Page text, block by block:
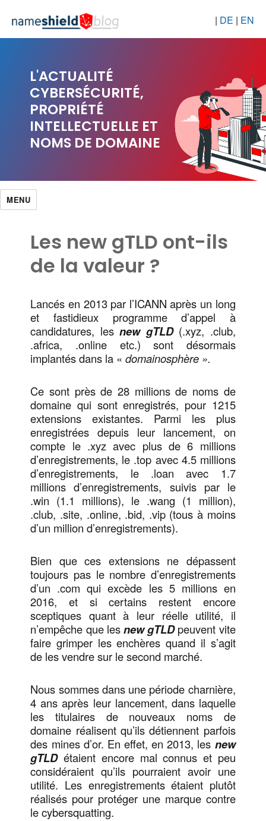
| DE | EN
L'ACTUALITÉ
CYBERSÉCURITÉ,
PROPRIÉTÉ
INTELLECTUELLE ET
NOMS DE DOMAINE
MENU
Les new gTLD ont-ils
de la valeur ?
Lancés en 2013 par l’ICANN après un long
et fastidieux programme d’appel à
candidatures, lesnew gTLD(.xyz, .club,
.africa, .online etc.) sont désormais
implantés dans la «domainosphère ».
Ce sont près de 28 millions de noms de
domaine qui sont enregistrés, pour 1215
extensions existantes. Parmi les plus
enregistrées depuis leur lancement, on
compte le .xyz avec plus de 6 millions
d’enregistrements, le .top avec 4.5 millions
d’enregistrements, le .loan avec 1.7
millions d’enregistrements, suivis par le
.win (1.1 millions), le .wang (1 million),
.club, .site, .online, .bid, .vip (tous à moins
d’un million d’enregistrements).
Bien que ces extensions ne dépassent
toujours pas le nombre d’enregistrements
d’un .com qui excède les 5 millions en
2016, et si certains restent encore
sceptiques quant à leur réelle utilité, il
n’empêche que lesnew gTLDpeuvent vite
faire grimper les enchères quand il s’agit
de les vendre sur le second marché.
Nous sommes dans une période charnière,
4 ans après leur lancement, dans laquelle
les titulaires de nouveaux noms de
domaine réalisent qu’ils détiennent parfois
des mines d’or. En effet, en 2013, les new
gTLDétaient encore mal connus et peu
considéraient qu’ils pourraient avoir une
utilité. Les enregistrements étaient plutôt
réalisés pour protéger une marque contre
le cybersquatting.